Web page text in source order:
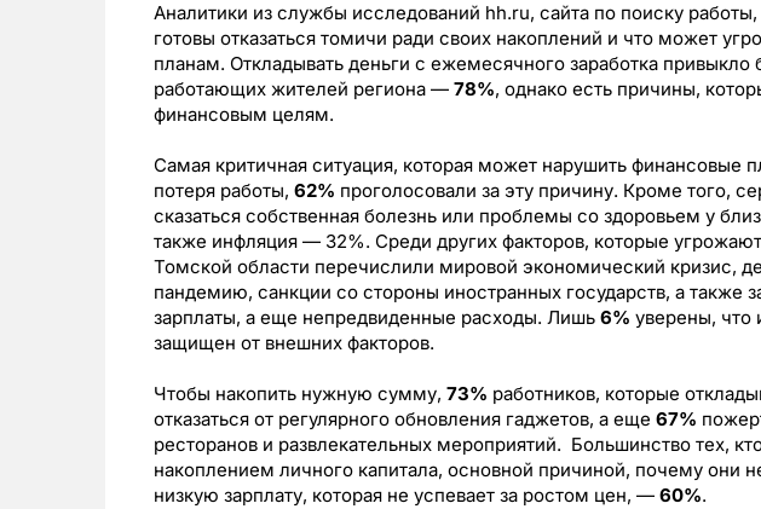
Аналитики из службы исследований hh.ru, сайта по поиску
готовы отказаться томичи ради своих накоплений и что может
планам. Откладывать деньги с ежемесячного заработка привыкло
работающих жителей региона — 78%, однако есть причины,
финансовым целям.
Самая критичная ситуация, которая может нарушить финансовые
потеря работы, 62% проголосовали за эту причину. Кроме того,
сказаться собственная болезнь или проблемы со здоровьем у
также инфляция — 32%. Среди других факторов, которые
Томской области перечислили мировой экономический кризис,
пандемию, санкции со стороны иностранных государств, а также
зарплаты, а еще непредвиденные расходы. Лишь 6% уверены, что
защищен от внешних факторов.
Чтобы накопить нужную сумму, 73% работников, которые
отказаться от регулярного обновления гаджетов, а еще 67%
ресторанов и развлекательных мероприятий. Большинство тех,
накоплением личного капитала, основной причиной, почему они
низкую зарплату, которая не успевает за ростом цен, — 60%.